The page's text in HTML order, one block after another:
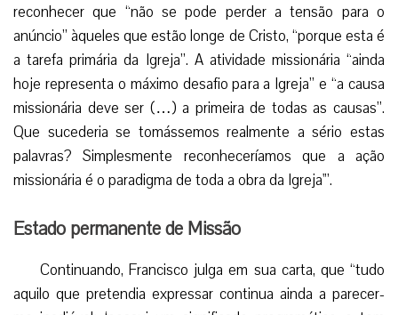
reconhecer que “não se pode perder a tensão para o
anúncio” àqueles que estão longe de Cristo, “porque esta é
a tarefa primária da Igreja”. A atividade missionária “ainda
hoje representa o máximo desafio para a Igreja” e “a causa
missionária deve ser (…) a primeira de todas as causas”.
Que sucederia se tomássemos realmente a sério estas
palavras? Simplesmente reconheceríamos que a ação
missionária é o paradigma de toda a obra da Igreja'”.
Estado permanente de Missão
Continuando, Francisco julga em sua carta, que “tudo
aquilo que pretendia expressar continua ainda a parecer-